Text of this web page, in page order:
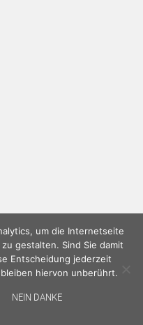
um die Internetseite
gestalten. Sind Sie damit
Entscheidung jederzeit
hiervon unberührt.
NEIN DANKE